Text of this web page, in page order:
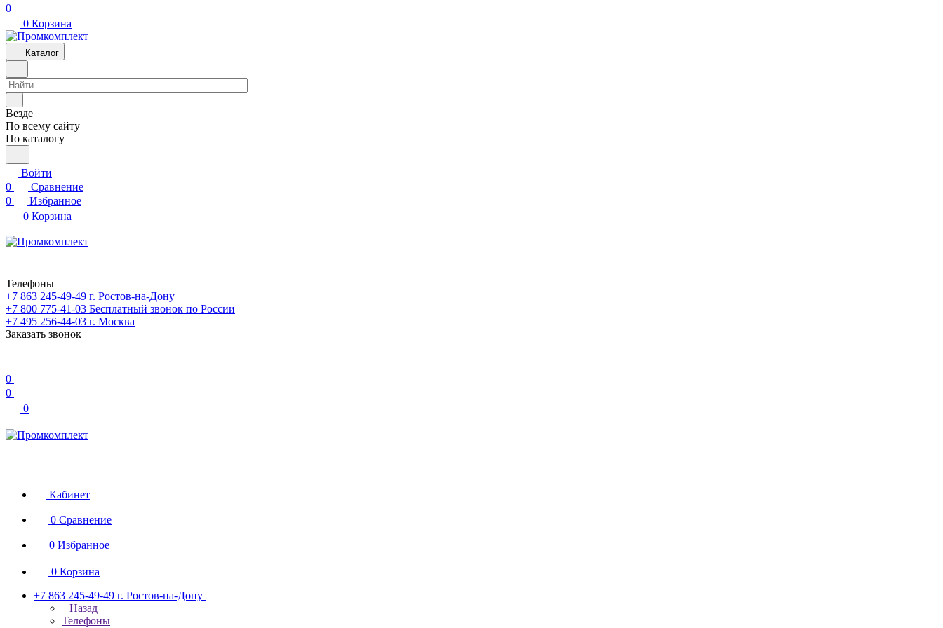
0
0 Корзина
Каталог
Везде
По всему сайту
По каталогу
Войти
0
Сравнение
0
Избранное
0 Корзина
Телефоны
+7 863 245-49-49 г. Ростов-на-Дону
+7 800 775-41-03 Бесплатный звонок по России
+7 495 256-44-03 г. Москва
Заказать звонок
0
0
0
Кабинет
0 Сравнение
0 Избранное
0 Корзина
+7 863 245-49-49 г. Ростов-на-Дону
Назад
Телефоны